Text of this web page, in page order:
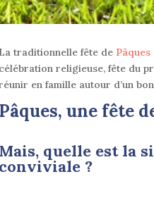
La traditionnelle fête de Pâques
célébration religieuse, fête du
en famille autour d’un
Pâques, une fête
Mais, quelle est la
conviviale ?